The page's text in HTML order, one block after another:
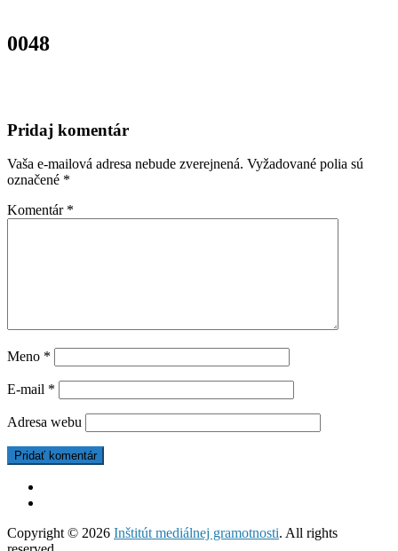
0048
Pridaj komentár
Vaša e-mailová adresa nebude zverejnená. Vyžadované polia sú
označené *
Komentár *
Meno *
E-mail *
Adresa webu
Copyright © 2026 Inštitút mediálnej gramotnosti. All rights